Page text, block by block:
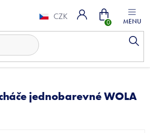
CZK Nákupní
jednobarevné WOLA